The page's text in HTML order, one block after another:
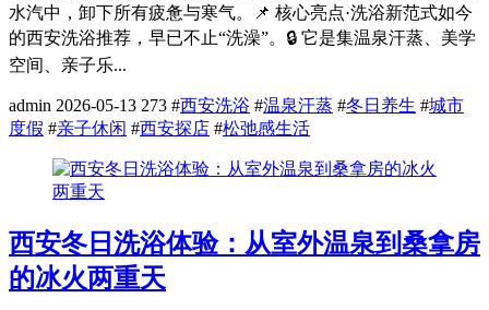
水汽中，卸下所有疲惫与寒气。📌 核心亮点·洗浴新范式如今
的西安洗浴推荐，早已不止“洗澡”。🔒 它是集温泉汗蒸、美学
空间、亲子乐...
admin 2026-05-13 273 #西安洗浴 #温泉汗蒸 #冬日养生 #城市
度假 #亲子休闲 #西安探店 #松弛感生活
西安冬日洗浴体验：从室外温泉到桑拿房
的冰火两重天